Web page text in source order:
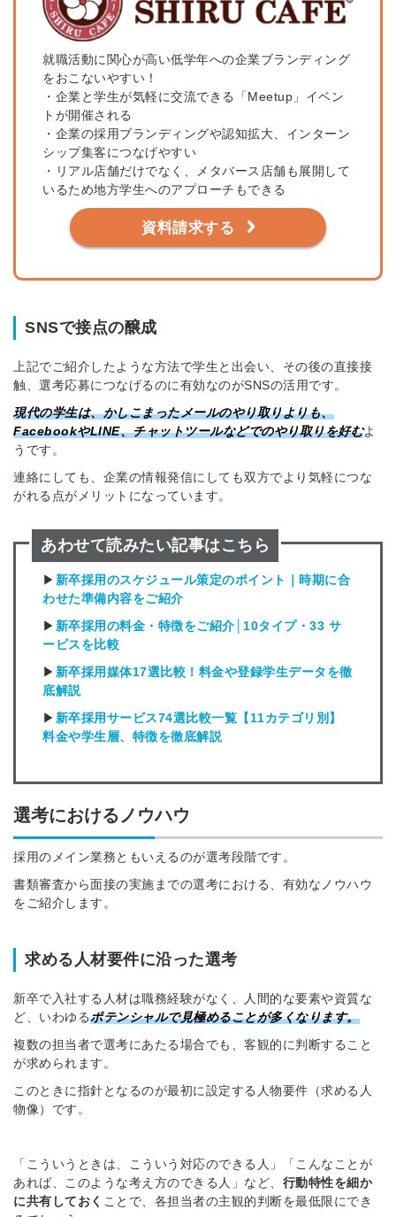
就職活動に関心が高い低学年への企業ブランディング
をおこないやすい！
・ 企業と学生が気軽に交流できる「Meetup」イベン
トが開催される
・企業の採用ブランディングや認知拡大、インターン
シップ集客につなげやすい
・リアル店舗だけでなく、メタバース店舗も展開して
いるため地方学生へのアプローチもできる
資料請求する
SNSで接点の醸成
上記でご紹介したような方法で学生と出会い、その後の直接接
触、選考応募につなげるのに有効なのがSNSの活用です。
現代の学生は、かしこまったメールのやり取りよりも、
FacebookやLINE、チャットツールなどでのやり取りを好むよ
うです。
連絡にしても、企業の情報発信にしても双方でより気軽につな
がれる点がメリットになっています。
あわせて読みたい記事はこちら
▶ 新卒採用のスケジュール策定のポイント｜時期に合
わせた準備内容をご紹介
▶ 新卒採用の料金・特徴をご紹介│10タイプ・33 サ
ービスを比較
▶ 新卒採用媒体17選比較！料金や登録学生データを徹
底解説
▶ 新卒採用サービス74選比較一覧【11カテゴリ別】
料金や学生層、特徴を徹底解説
選考におけるノウハウ
採用のメイン業務ともいえるのが選考段階です。
書類審査から面接の実施までの選考における、有効なノウハウ
をご紹介します。
求める人材要件に沿った選考
新卒で入社する人材は職務経験がなく、人間的な要素や資質な
ど、いわゆるポテンシャルで見極めることが多くなります。
複数の担当者で選考にあたる場合でも、客観的に判断すること
が求められます。
このときに指針となるのが最初に設定する人物要件（求める人
物像）です。
「こういうときは、こういう対応のできる人」「こんなことが
あれば、このような考え方のできる人」など、 行動特性を細か
に共有しておく ことで、各担当者の主観的判断を最低限にでき